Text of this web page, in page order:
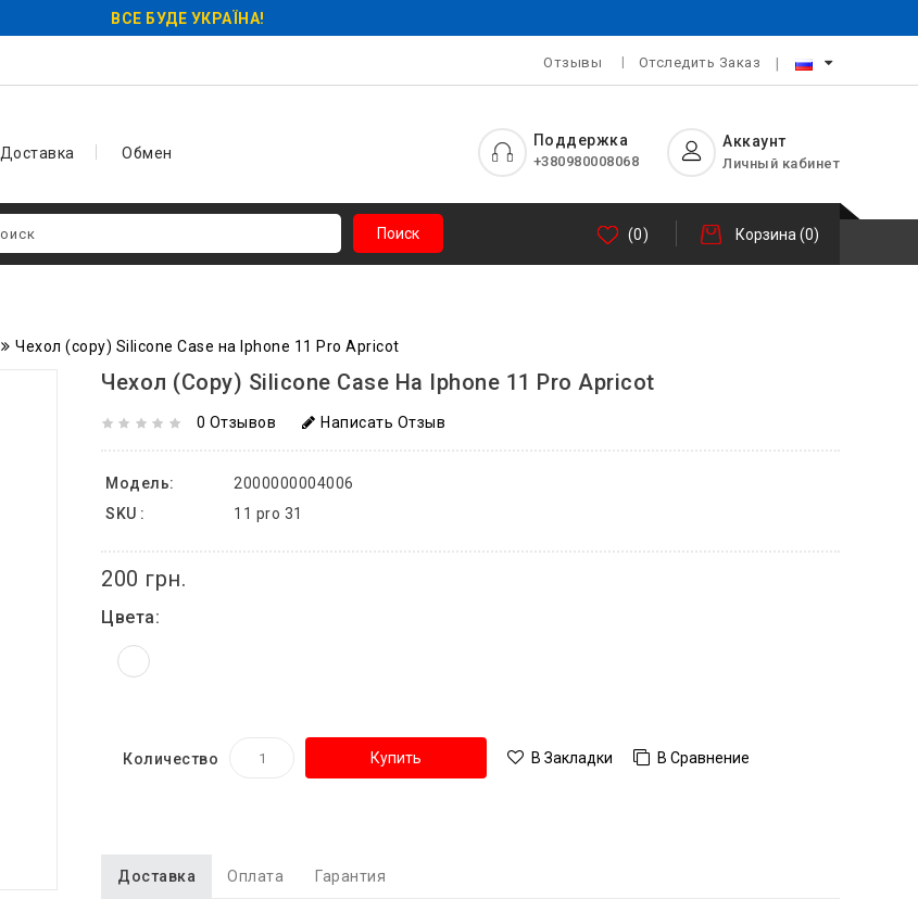
ВСЕ БУДЕ УКРАЇНА!
Отзывы Отследить Заказ
Доставка Обмен
Аккаунт
Личный кабинет
Поддержка
+380980008068
Поиск (0) Корзина(0)
Чехол (copy) Silicone Case на Iphone 11 Pro Apricot
Чехол (copy) Silicone Case На Iphone 11 Pro Apricot
0 Отзывов Написать Отзыв
Модель:
2000000004006
SKU :
11 pro 31
200 грн.
Цвета:
Количество Купить В Закладки В Сравнение
Доставка Оплата Гарантия